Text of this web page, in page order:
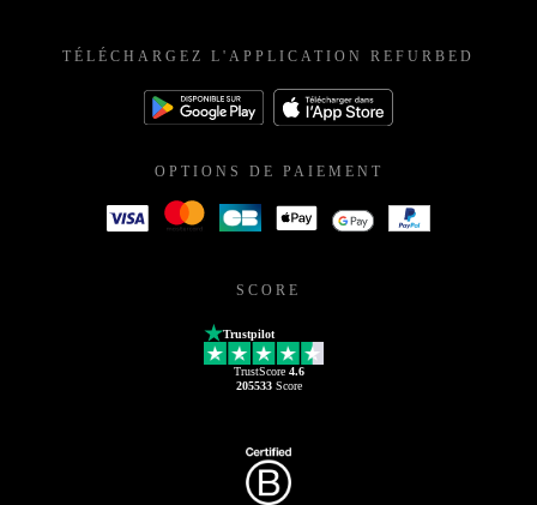
TÉLÉCHARGEZ L'APPLICATION REFURBED
OPTIONS DE PAIEMENT
SCORE
Trustpilot
TrustScore 4.6
205533Score